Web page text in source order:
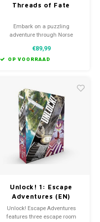
Threads of Fate
Embark on a puzzling
adventure through Norse
fabric of fate.
€89,99
OP VOORRAAD
Unlock! 1: Escape
Adventures (EN)
Unlock! Escape Adventures
features three escape room